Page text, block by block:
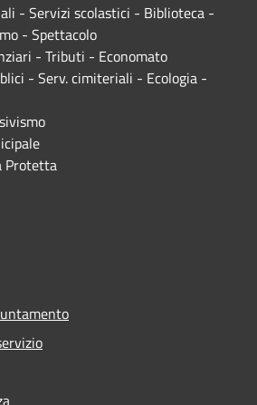
- Servizi scolastici - Biblioteca -
- Spettacolo
- Tributi - Economato
- Serv. cimiteriali - Ecologia -
Protetta